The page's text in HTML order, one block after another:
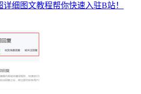
细图文教程帮你快速入驻B站！